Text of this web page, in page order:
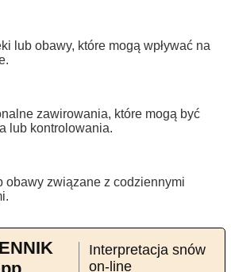
lub obawy, które mogą wpływać na
zawirowania, które mogą być
lub kontrolowania.
obawy związane z codziennymi
Interpretacja snów
on-line